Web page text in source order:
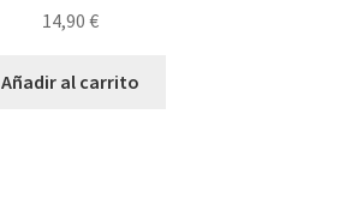
14,90 €
Añadir al carrito